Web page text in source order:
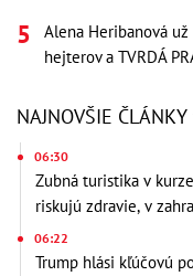
Alena Heribanová
hejterov a TVRDÁ
NAJNOVŠIE ČLÁNKY
06:30
Zubná turistika v
riskujú zdravie, v
06:22
Trump hlási kľúčovú